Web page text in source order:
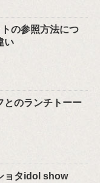
の参照方法につ
い
とのランチトーー
ョタidol show